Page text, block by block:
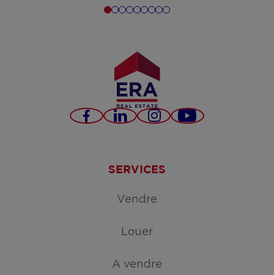
Facebook
LinkedInInstagramYouTube
SERVICES
Vendre
Louer
A vendre